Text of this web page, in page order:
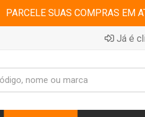
PARCELE SUAS COMPRAS EM
Já é